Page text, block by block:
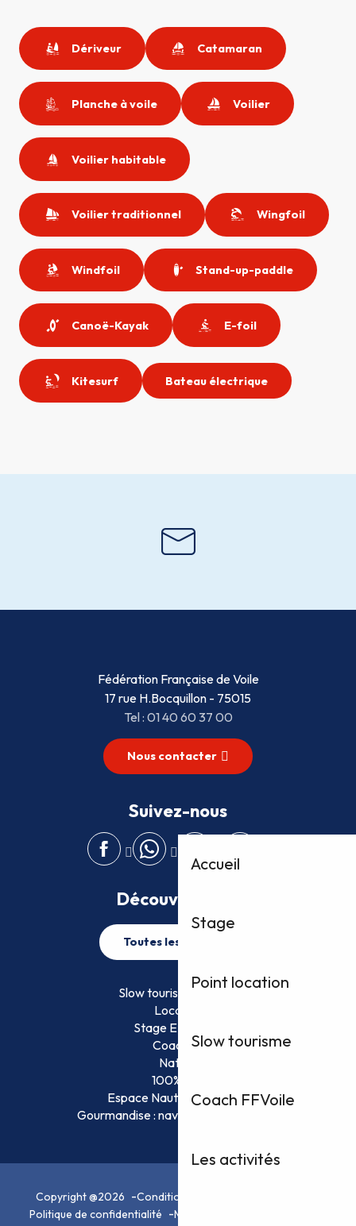
Accueil
Stage
Point location
Slow tourisme
Coach FFVoile
Les activités
Dériveur Catamaran
Planche à voile Voilier
Voilier habitable
Voilier traditionnel Wingfoil
Windfoil Stand-up-paddle
Canoë-Kayak E-foil
Kitesurf Bateau électrique
Fédération Française de Voile
17 rue H.Bocquillon - 75015
Tel : 01 40 60 37 00
Nous contacter
Suivez-nous
Découvrez plus
Toutes les activités
Slow tourisme FFVoile
Location
Stage EFVoile
Coaching
Nature
100% Fun
Espace Nautique Surveillé
Gourmandise : naviguez et savourez !
Copyright @2026
Conditions Générales d’Utilisation
Politique de confidentialité
Mentions légales